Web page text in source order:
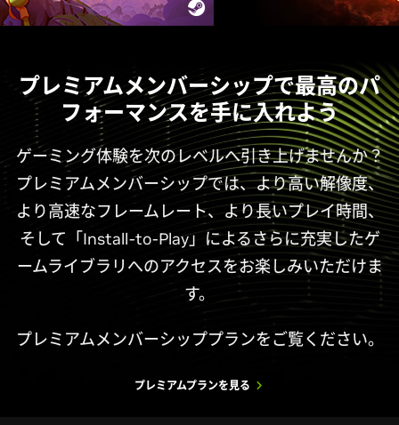
プレミアムメンバーシップで最高のパ
フォーマンスを手に入れよう
ゲーミング体験を次のレベルへ引き上げませんか？
プレミアムメンバーシップでは、より高い解像度、
より高速なフレームレート、より長いプレイ時間、
そして「Install-to-Play」によるさらに充実したゲ
ームライブラリへのアクセスをお楽しみいただけま
す。
プレミアムメンバーシッププランをご覧ください。
プレミアムプランを見る